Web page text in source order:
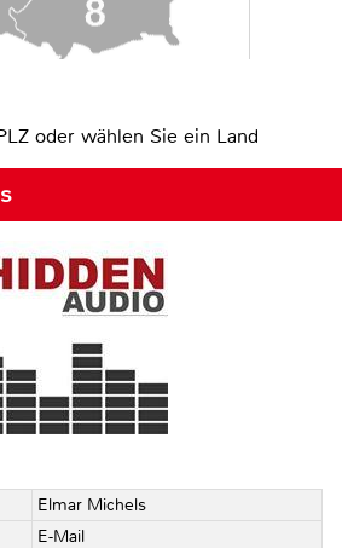
oder wählen Sie ein Land
Elmar Michels
E-Mail